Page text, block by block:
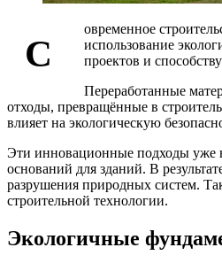
С
овременное
использование
проектов и
Переработанные
отходы, превращённые в
влияет на экологическую
Эти инновационные подходы уже
оснований для зданий. В
разрушения природных систем.
строительной технологии.
Экологичные